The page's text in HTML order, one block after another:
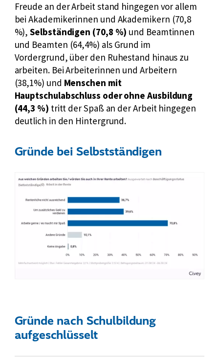
Freude an der Arbeit stand hingegen vor allem
bei Akademikerinnen und Akademikern (70,8
%),Selbständigen (70,8 %) und Beamtinnen
und Beamten (64,4%) als Grund im
Vordergrund, über den Ruhestand hinaus zu
arbeiten. Bei Arbeiterinnen und Arbeitern
(38,1%) und Menschen mit
Hauptschulabschluss oder ohne Ausbildung
(44,3 %) tritt der Spaß an der Arbeit hingegen
deutlich in den Hintergrund.
Gründe bei Selbstständigen
Gründe nach Schulbildung
aufgeschlüsselt